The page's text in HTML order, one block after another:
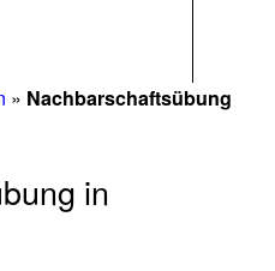
» Nachbarschaftsübung
in